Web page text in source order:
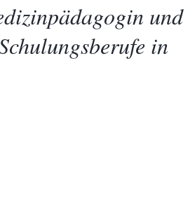
und
in